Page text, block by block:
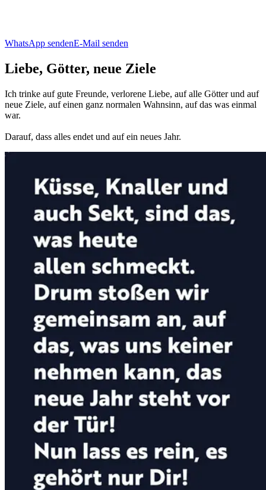
WhatsApp sendenE-Mail senden
Liebe, Götter, neue Ziele
Ich trinke auf gute Freunde, verlorene Liebe, auf alle Götter und auf
neue Ziele, auf einen ganz normalen Wahnsinn, auf das was einmal
war.
Darauf, dass alles endet und auf ein neues Jahr.